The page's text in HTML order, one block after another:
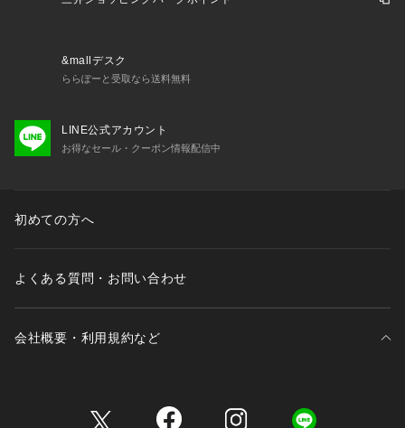
&mallデスク
ららぽーと受取なら送料無料
LINE公式アカウント
お得なセール・クーポン情報配信中
初めての方へ
よくある質問・お問い合わせ
会社概要・利用規約など